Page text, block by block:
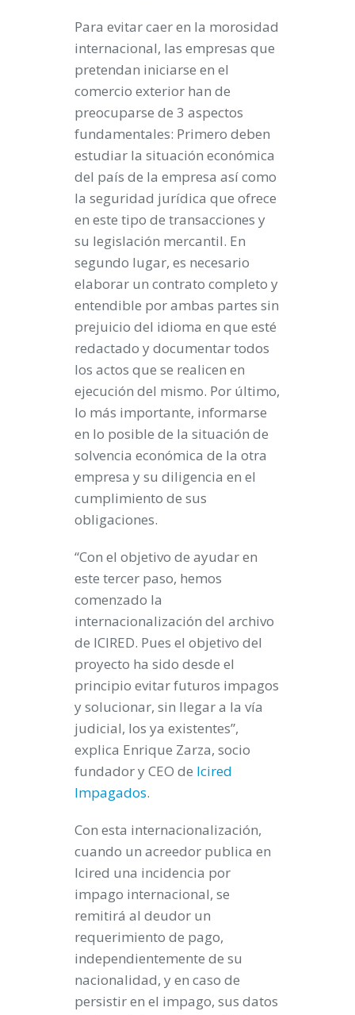
Para evitar caer en la morosidad
internacional, las empresas que
pretendan iniciarse en el
comercio exterior han de
preocuparse de 3 aspectos
fundamentales: Primero deben
estudiar la situación económica
del país de la empresa así como
la seguridad jurídica que ofrece
en este tipo de transacciones y
su legislación mercantil. En
segundo lugar, es necesario
elaborar un contrato completo y
entendible por ambas partes sin
prejuicio del idioma en que esté
redactado y documentar todos
los actos que se realicen en
ejecución del mismo. Por último,
lo más importante, informarse
en lo posible de la situación de
solvencia económica de la otra
empresa y su diligencia en el
cumplimiento de sus
obligaciones.
“Con el objetivo de ayudar en
este tercer paso, hemos
comenzado la
internacionalización del archivo
de ICIRED. Pues el objetivo del
proyecto ha sido desde el
principio evitar futuros impagos
y solucionar, sin llegar a la vía
judicial, los ya existentes”,
explica Enrique Zarza, socio
fundador y CEO de Icired
Impagados.
Con esta internacionalización,
cuando un acreedor publica en
Icired una incidencia por
impago internacional, se
remitirá al deudor un
requerimiento de pago,
independientemente de su
nacionalidad, y en caso de
persistir en el impago, sus datos